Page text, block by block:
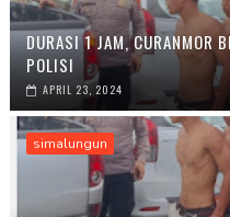
DURASI 1 JAM, CURANMOR
POLISI
APRIL 23, 2024
simalungun